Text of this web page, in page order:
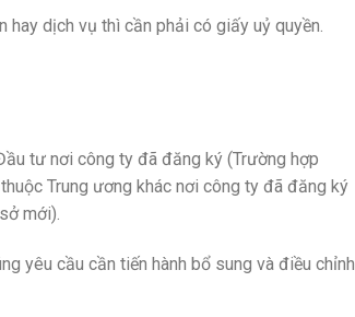
hay dịch vụ thì cần phải có giấy uỷ quyền.
tư nơi công ty đã đăng ký (Trường hợp
Trung ương khác nơi công ty đã đăng ký
mới).
yêu cầu cần tiến hành bổ sung và điều chỉnh